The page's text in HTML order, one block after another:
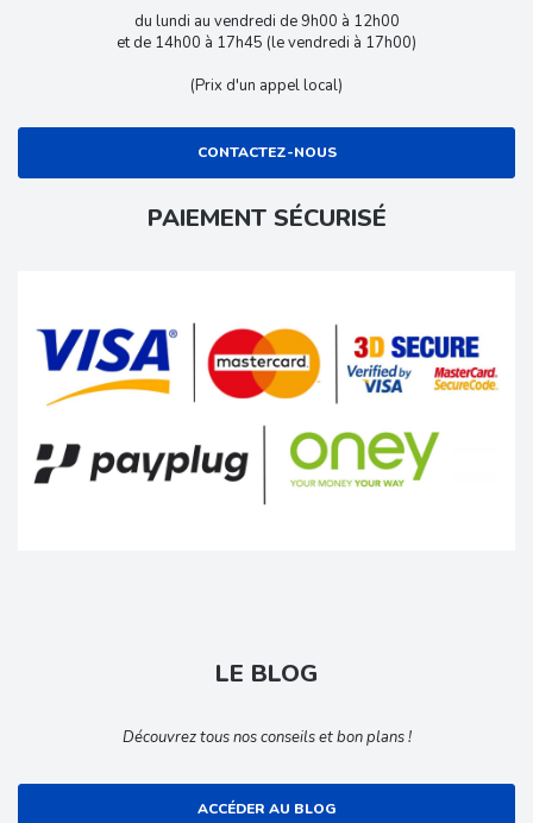
du lundi au vendredi de 9h00 à 12h00
et de 14h00 à 17h45 (le vendredi à 17h00)
(Prix d'un appel local)
CONTACTEZ-NOUS
PAIEMENT SÉCURISÉ
LE BLOG
Découvrez tous nos conseils et bon plans !
ACCÉDER AU BLOG